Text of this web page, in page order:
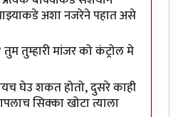
अशा नजरेने पहात असे
तुम्हारी मांजर को कंट्रोल मे
घेउ शकत होतो, दुसरे काही
सिक्का खोटा त्याला